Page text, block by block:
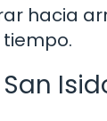
hacia